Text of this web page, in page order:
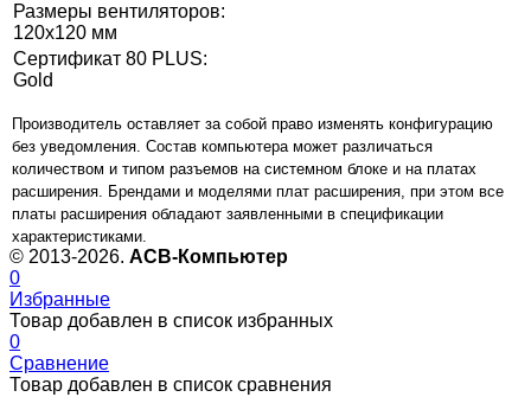
Размеры вентиляторов:
120x120 мм
Сертификат 80 PLUS:
Gold
Производитель оставляет за собой право изменять конфигурацию
без уведомления. Состав компьютера может различаться
количеством и типом разъемов на системном блоке и на платах
расширения. Брендами и моделями плат расширения, при этом все
платы расширения обладают заявленными в спецификации
характеристиками.
© 2013-2026. ACB-Компьютер
0
Избранные
Товар добавлен в список избранных
0
Сравнение
Товар добавлен в список сравнения